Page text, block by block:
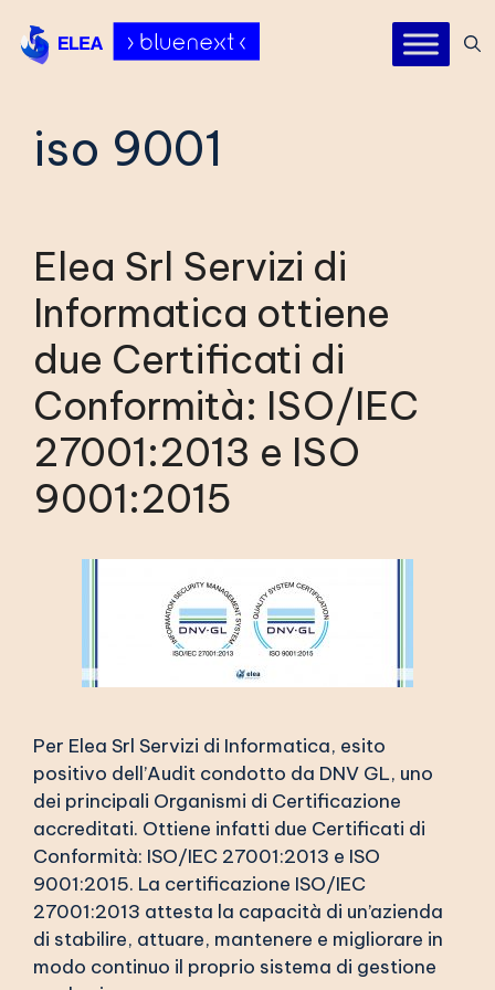
contenuto
iso 9001
Elea Srl Servizi di
Informatica ottiene
due Certificati di
Conformità: ISO/IEC
27001:2013 e ISO
9001:2015
Per Elea Srl Servizi di Informatica, esito
positivo dell’Audit condotto da DNV GL, uno
dei principali Organismi di Certificazione
accreditati. Ottiene infatti due Certificati di
Conformità: ISO/IEC 27001:2013 e ISO
9001:2015. La certificazione ISO/IEC
27001:2013 attesta la capacità di un’azienda
di stabilire, attuare, mantenere e migliorare in
modo continuo il proprio sistema di gestione